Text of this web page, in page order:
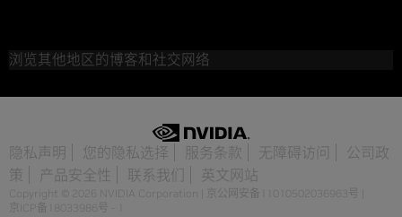
浏览其他地区的博客和社交网络
隐私声明 您的隐私选择 服务条款 无障碍访问
公司政
策
产品安全性 联系我们 英文网站
Copyright © 2026 NVIDIA Corporation 京公网安备11010502036963号
京ICP备18033986号 - 1